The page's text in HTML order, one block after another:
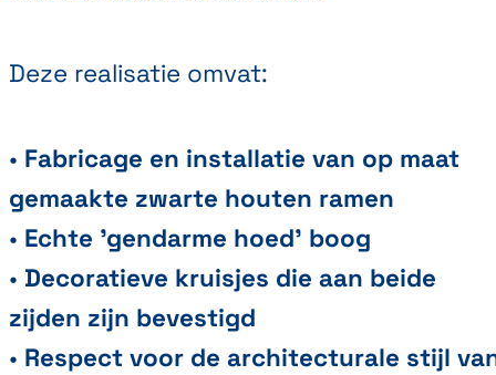
Deze realisatie omvat:
• Fabricage en installatie van op maat
gemaakte zwarte houten ramen
• Echte 'gendarme hoed' boog
• Decoratieve kruisjes die aan beide
zijden zijn bevestigd
• Respect voor de architecturale stijl